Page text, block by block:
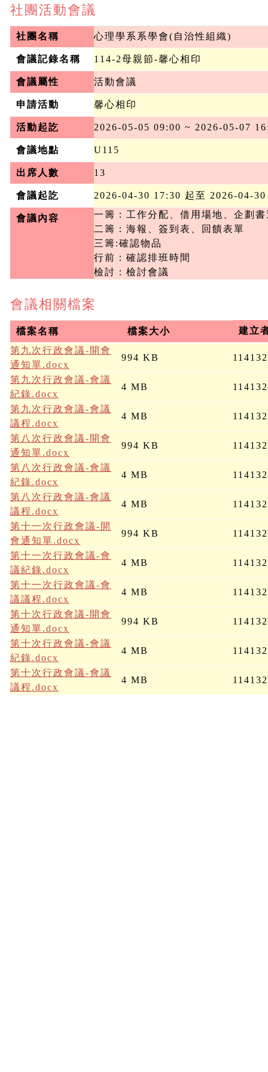
社團活動會議
社團名稱 心理學系系學會(自治性組織)
會議記錄名稱 114-2母親節-馨心相印
會議屬性 活動會議
申請活動 馨心相印
活動起訖 2026-05-05 09:00 ~ 2026-05-07
會議地點 U115
出席人數 13
會議起訖 2026-04-30 17:30 起至 2026-04-
會議內容
一籌：工作分配、借用場地、企劃
二籌：海報、簽到表、回饋表單
三籌:確認物品
行前：確認排班時間
檢討：檢討會議
會議相關檔案
檔案名稱 檔案大小
建立
第九次行政會議-開會
通知單.docx
994 KB
第九次行政會議-會議
紀錄.docx
4 MB
第九次行政會議-會議
議程.docx
4 MB
第八次行政會議-開會
通知單.docx
994 KB
第八次行政會議-會議
紀錄.docx
4 MB
第八次行政會議-會議
議程.docx
4 MB
第十一次行政會議-開
會通知單.docx
994 KB
第十一次行政會議-會
議紀錄.docx
4 MB
第十一次行政會議-會
議議程.docx
4 MB
第十次行政會議-開會
通知單.docx
994 KB
第十次行政會議-會議
紀錄.docx
4 MB
第十次行政會議-會議
議程.docx
4 MB